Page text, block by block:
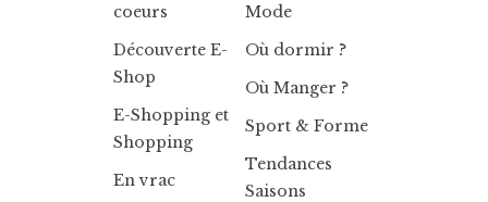
coeurs
Découverte E-
Shop
E-Shopping et
Shopping
En vrac
Mode
Où dormir ?
Où Manger ?
Sport & Forme
Tendances
Saisons